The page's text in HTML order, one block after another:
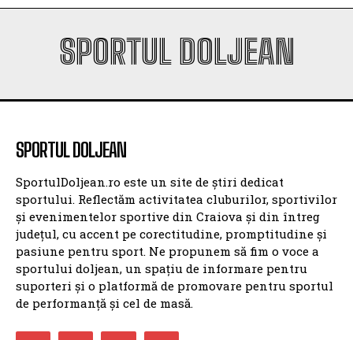
SPORTUL DOLJEAN
SPORTUL DOLJEAN
SportulDoljean.ro este un site de știri dedicat
sportului. Reflectăm activitatea cluburilor, sportivilor
și evenimentelor sportive din Craiova și din întreg
județul, cu accent pe corectitudine, promptitudine și
pasiune pentru sport. Ne propunem să fim o voce a
sportului doljean, un spațiu de informare pentru
suporteri și o platformă de promovare pentru sportul
de performanță și cel de masă.